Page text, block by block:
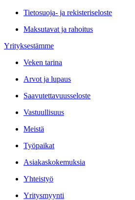
Tietosuoja- ja rekisteriseloste
Maksutavat ja rahoitus
Yrityksestämme
Veken tarina
Arvot ja lupaus
Saavutettavuusseloste
Vastuullisuus
Meistä
Työpaikat
Asiakaskokemuksia
Yhteistyö
Yritysmyynti